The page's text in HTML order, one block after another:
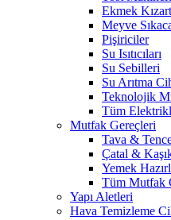
Ekmek
Meyve
Pişiriciler
Su Isıtıcıları
Su Sebilleri
Su Arıtma
Teknolojik
Tüm
Mutfak Gereçleri
Tava &
Çatal &
Yemek
Tüm Mutfak
Yapı Aletleri
Hava Temizleme